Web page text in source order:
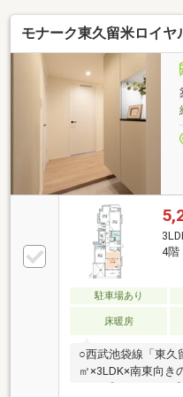
モナーク東久留米ロイヤ
4階
駐車場あり
床暖房
○西武池袋線「東久
㎡×3LDK×南東向き